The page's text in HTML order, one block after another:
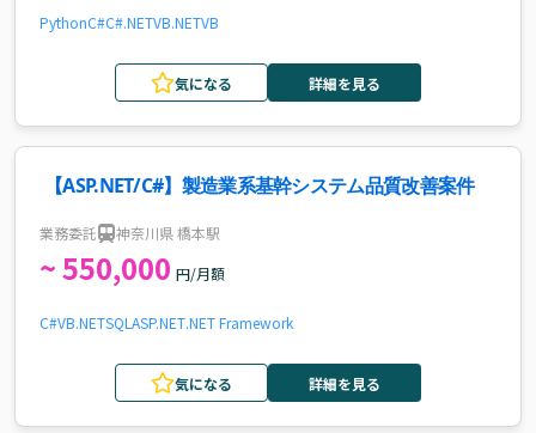
PythonC#C#.NETVB.NETVB
気になる 詳細を見る
【ASP.NET/C#】製造業系基幹システム品質改善案件
業務委託 神奈川県 橋本駅
~ 550,000 円/月額
C#VB.NETSQL ASP.NET.NET Framework
気になる 詳細を見る